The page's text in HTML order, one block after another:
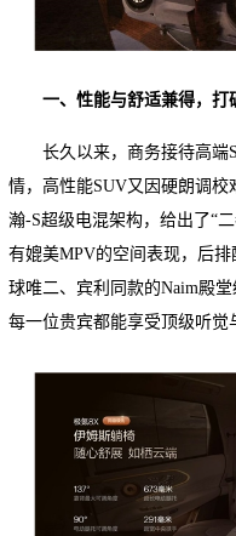
一、性能与舒适兼得，打
长久以来，商务接待高端
情，高性能SUV又因硬朗调
瀚-S超级电混架构，给出了“
有媲美MPV的空间表现，后
球唯二、宾利同款的Naim殿
每一位贵宾都能享受顶级听觉